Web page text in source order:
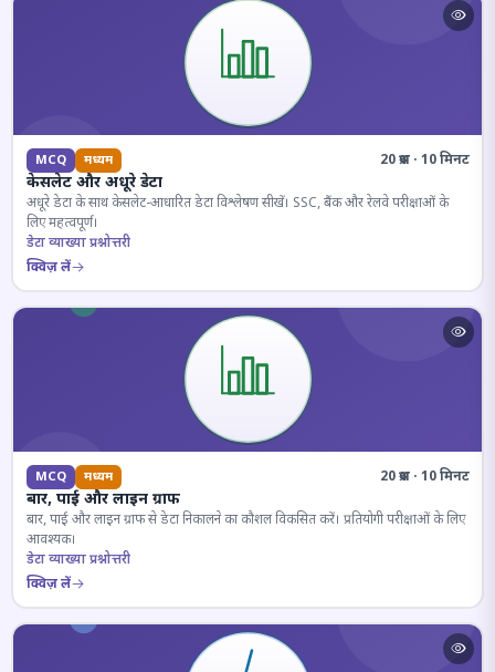
MCQ मध्यम 20 प्रश्न · 10 मिनट
केसलेट और अधूरे डेटा
अधूरे डेटा के साथ केसलेट-आधारित डेटा विश्लेषण सीखें। SSC, बैंक और रेलवे परीक्षाओं के
लिए महत्वपूर्ण।
डेटा व्याख्या प्रश्नोत्तरी
क्विज़ लें
MCQ मध्यम 20 प्रश्न · 10 मिनट
बार, पाई और लाइन ग्राफ
बार, पाई और लाइन ग्राफ से डेटा निकालने का कौशल विकसित करें। प्रतियोगी परीक्षाओं के लिए
आवश्यक।
डेटा व्याख्या प्रश्नोत्तरी
क्विज़ लें